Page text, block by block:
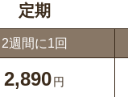
定期
2週間に1回
2,890円